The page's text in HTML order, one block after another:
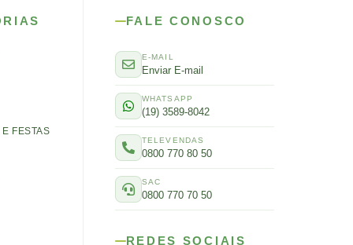
FESTAS
FALE CONOSCO
E-MAIL
Enviar E-mail
WHATSAPP
(19) 3589-8042
TELEVENDAS
0800 770 80 50
SAC
0800 770 70 50
REDES SOCIAIS